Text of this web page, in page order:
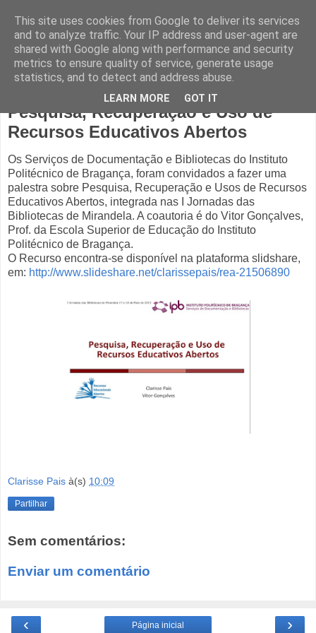
terça-feira, 21 de maio de 2013
Pesquisa, Recuperação e Uso de
Recursos Educativos Abertos
Os Serviços de Documentação e Bibliotecas do Instituto
Politécnico de Bragança, foram convidados a fazer uma
palestra sobre Pesquisa, Recuperação e Usos de Recursos
Educativos Abertos, integrada nas I Jornadas das
Bibliotecas de Mirandela. A coautoria é do Vitor Gonçalves,
Prof. da Escola Superior de Educação do Instituto
Politécnico de Bragança.
O Recurso encontra-se disponível na plataforma slidshare,
em: http://www.slideshare.net/clarissepais/rea-21506890
Clarisse Pais à(s) 10:09
Partilhar
Sem comentários:
Enviar um comentário
‹ ›
Página inicial
This site uses cookies from Google to deliver its services
and to analyze traffic. Your IP address and user-agent are
shared with Google along with performance and security
metrics to ensure quality of service, generate usage
statistics, and to detect and address abuse.
LEARN MORE GOT IT